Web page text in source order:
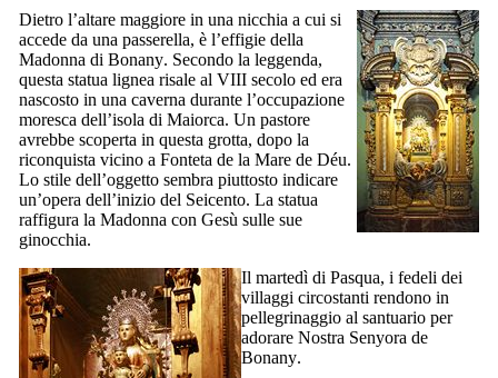
Dietro l’altare maggiore in una nicchia a cui si
accede da una passerella, è l’effigie della
Madonna di Bonany. Secondo la leggenda,
questa statua lignea risale al VIII secolo ed era
nascosto in una caverna durante l’occupazione
moresca dell’isola di Maiorca. Un pastore
avrebbe scoperta in questa grotta, dopo la
riconquista vicino a Fonteta de la Mare de Déu.
Lo stile dell’oggetto sembra piuttosto indicare
un’opera dell’inizio del Seicento. La statua
raffigura la Madonna con Gesù sulle sue
ginocchia.
Il martedì di Pasqua, i fedeli dei
villaggi circostanti rendono in
pellegrinaggio al santuario per
adorare Nostra Senyora de
Bonany.